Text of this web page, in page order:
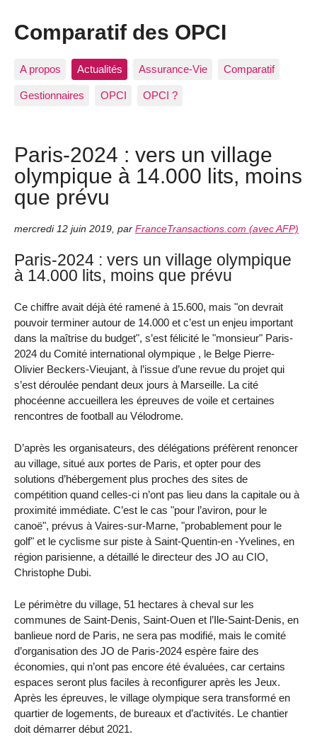
Comparatif des OPCI
A propos Actualités Assurance-Vie Comparatif
Gestionnaires OPCI OPCI ?
Paris-2024 : vers un village
olympique à 14.000 lits, moins
que prévu
mercredi 12 juin 2019 par FranceTransactions.com (avec AFP)
Paris-2024 : vers un village olympique
à 14.000 lits, moins que prévu
Ce chiffre avait déjà été ramené à 15.600, mais "on devrait
pouvoir terminer autour de 14.000 et c’est un enjeu important
dans la maîtrise du budget", s’est félicité le "monsieur" Paris-
2024 du Comité international olympique , le Belge Pierre-
Olivier Beckers-Vieujant, à l’issue d’une revue du projet qui
s’est déroulée pendant deux jours à Marseille. La cité
phocéenne accueillera les épreuves de voile et certaines
rencontres de football au Vélodrome.
D’après les organisateurs, des délégations préfèrent renoncer
au village, situé aux portes de Paris, et opter pour des
solutions d’hébergement plus proches des sites de
compétition quand celles-ci n’ont pas lieu dans la capitale ou à
proximité immédiate. C’est le cas "pour l’aviron, pour le
canoë", prévus à Vaires-sur-Marne, "probablement pour le
golf" et le cyclisme sur piste à Saint-Quentin-en -Yvelines, en
région parisienne, a détaillé le directeur des JO au CIO,
Christophe Dubi.
Le périmètre du village, 51 hectares à cheval sur les
communes de Saint-Denis, Saint-Ouen et l’Ile-Saint-Denis, en
banlieue nord de Paris, ne sera pas modifié, mais le comité
d’organisation des JO de Paris-2024 espère faire des
économies, qui n’ont pas encore été évaluées, car certains
espaces seront plus faciles à reconfigurer après les Jeux.
Après les épreuves, le village olympique sera transformé en
quartier de logements, de bureaux et d’activités. Le chantier
doit démarrer début 2021.